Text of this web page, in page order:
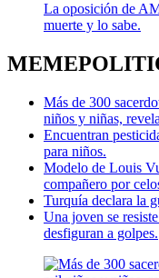
La oposición de
muerte y lo sabe.
Más de 300
niños y niñas,
Encuentran
para niños.
Modelo de Louis
compañero por
Turquía declara la
Una joven se
desfiguran a golpes.